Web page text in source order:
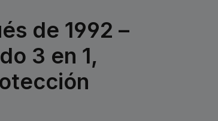
de 1992 –
3 en 1,